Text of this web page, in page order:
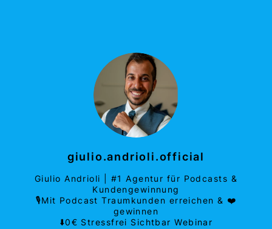
giulio.andrioli.official
Giulio Andrioli | #1 Agentur für Podcasts &
Kundengewinnung
🎙️Mit Podcast Traumkunden erreichen & ❤️
gewinnen
⬇️0€ Stressfrei Sichtbar Webinar